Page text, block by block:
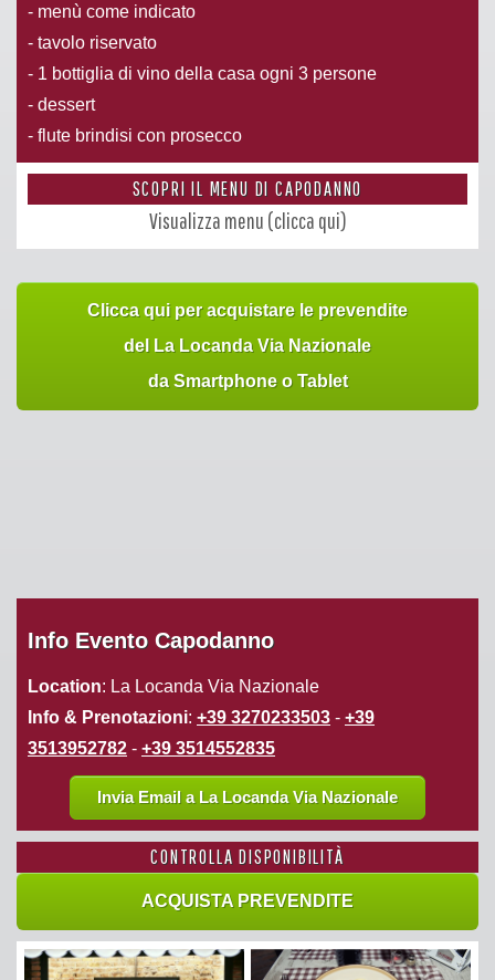
- menù come indicato
- tavolo riservato
- 1 bottiglia di vino della casa ogni 3 persone
- dessert
- flute brindisi con prosecco
SCOPRI IL MENU DI CAPODANNO
Visualizza menu (clicca qui)
Clicca qui per acquistare le prevendite
del La Locanda Via Nazionale
da Smartphone o Tablet
Info Evento Capodanno
Location: La Locanda Via Nazionale
Info & Prenotazioni: +39 3270233503 - +39
3513952782 - +39 3514552835
Invia Email a La Locanda Via Nazionale
CONTROLLA DISPONIBILITÀ
ACQUISTA PREVENDITE